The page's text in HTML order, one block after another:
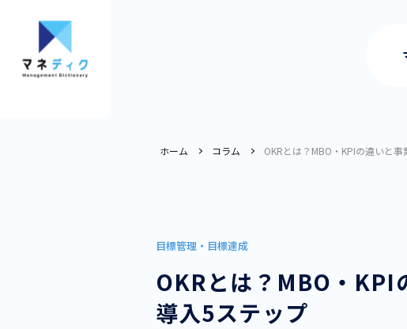
ホーム コラム OKRとは？MBO・KPIの違いと
目標管理・目標達成
OKRとは？MBO・KPI
導入5ステップ